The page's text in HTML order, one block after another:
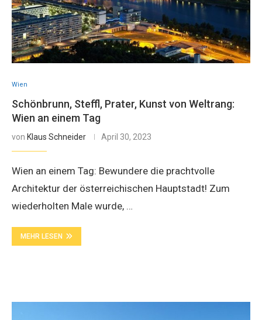
Wien
Schönbrunn, Steffl, Prater, Kunst von Weltrang:
Wien an einem Tag
von Klaus Schneider April 30, 2023
Wien an einem Tag: Bewundere die prachtvolle
Architektur der österreichischen Hauptstadt! Zum
wiederholten Male wurde, …
MEHR LESEN